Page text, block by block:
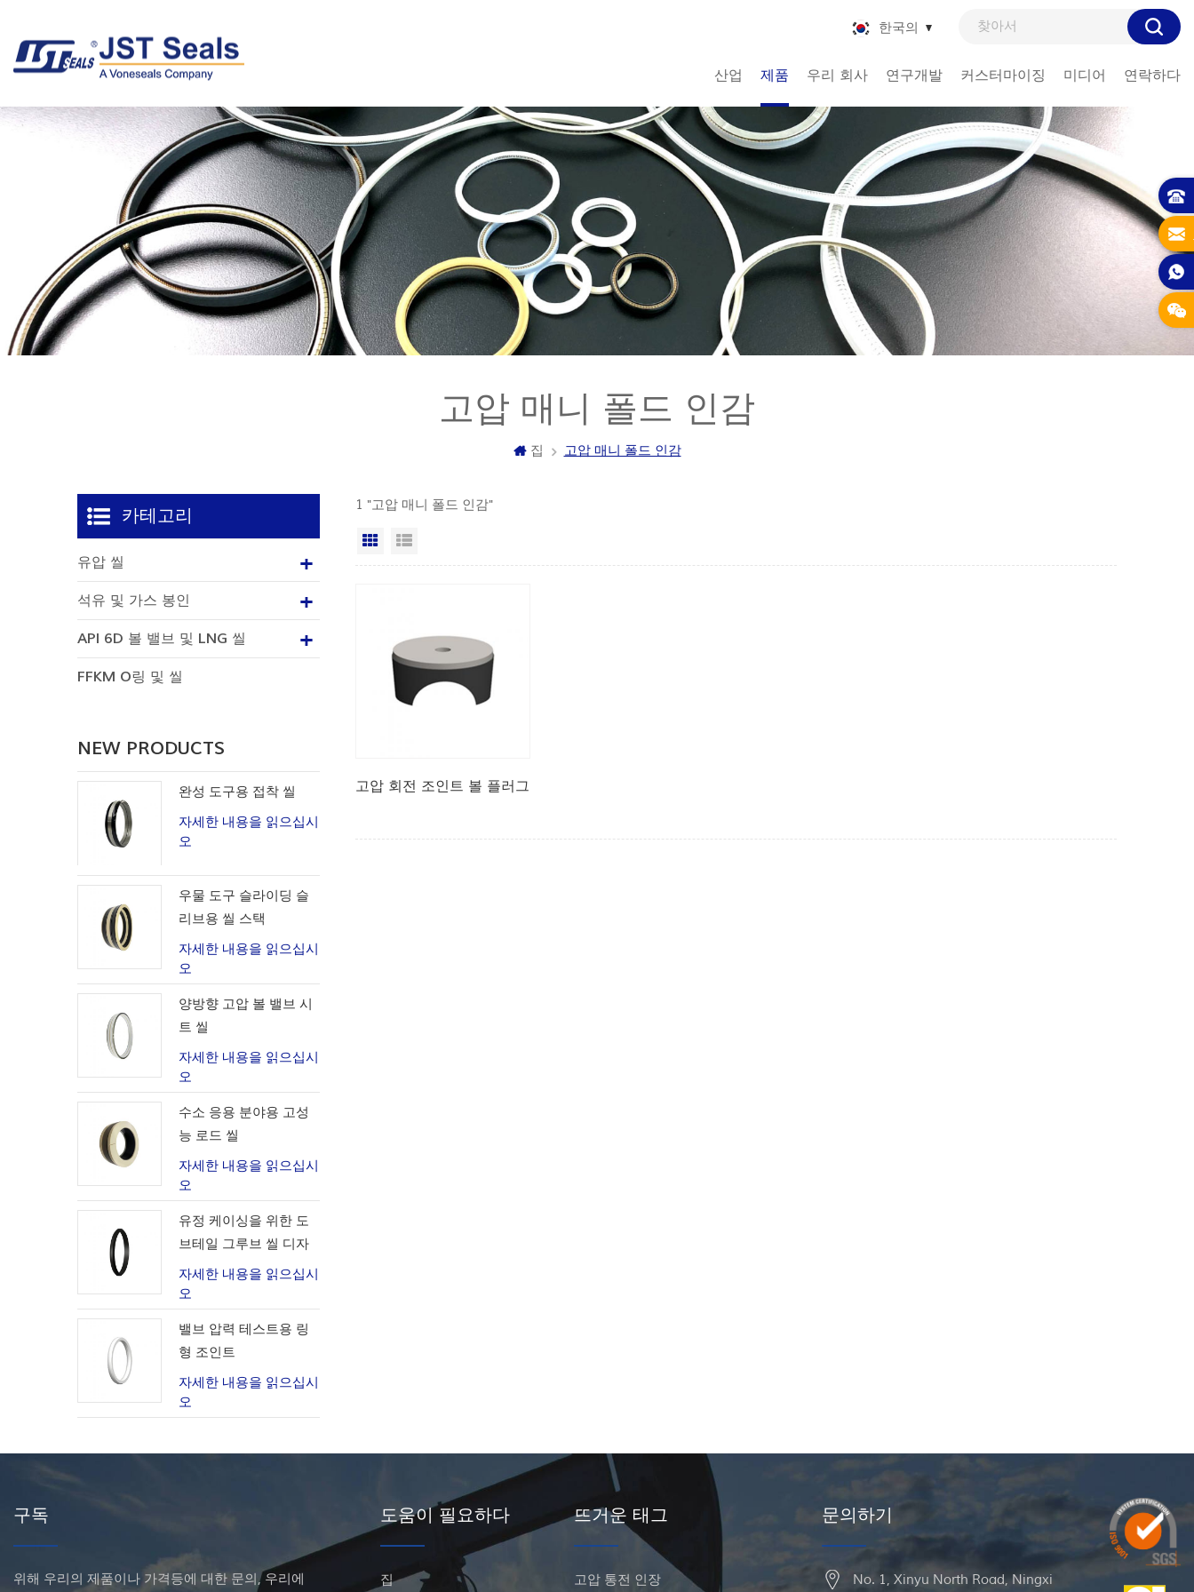
한국의
산업 제품 우리 회사 연구개발 커스터마이징 미디어 연락하다
고압 매니 폴드 인감
집 고압 매니 폴드 인감
1 "고압 매니 폴드 인감"
격자보기
고압 회전 조인트 볼 플러그
카테고리
유압 씰
석유 및 가스 봉인
API 6D 볼 밸브 및 LNG 씰
FFKM O링 및 씰
NEW PRODUCTS
완성 도구용 접착 씰
자세한 내용을 읽으십시
오
우물 도구 슬라이딩 슬
리브용 씰 스택
자세한 내용을 읽으십시
오
양방향 고압 볼 밸브 시
트 씰
자세한 내용을 읽으십시
오
수소 응용 분야용 고성
능 로드 씰
자세한 내용을 읽으십시
오
유정 케이싱을 위한 도
브테일 그루브 씰 디자
인
자세한 내용을 읽으십시
오
밸브 압력 테스트용 링
형 조인트
자세한 내용을 읽으십시
오
구독
위해 우리의 제품이나 가격등에 대한 문의, 우리에
도움이 필요하다
집
뜨거운 태그
고압 통전 인장
문의하기
No. 1, Xinyu North Road, Ningxi